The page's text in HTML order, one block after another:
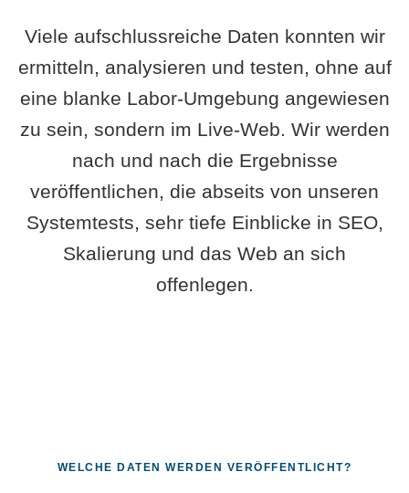
Viele aufschlussreiche Daten konnten wir
ermitteln, analysieren und testen, ohne auf
eine blanke Labor-Umgebung angewiesen
zu sein, sondern im Live-Web. Wir werden
nach und nach die Ergebnisse
veröffentlichen, die abseits von unseren
Systemtests, sehr tiefe Einblicke in SEO,
Skalierung und das Web an sich
offenlegen.
WELCHE DATEN WERDEN VERÖFFENTLICHT?